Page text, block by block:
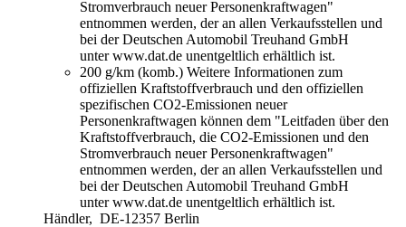
Stromverbrauch neuer Personenkraftwagen"
entnommen werden, der an allen Verkaufsstellen und
bei der Deutschen Automobil Treuhand GmbH
unter www.dat.de unentgeltlich erhältlich ist.
200 g/km (komb.) Weitere Informationen zum
offiziellen Kraftstoffverbrauch und den offiziellen
spezifischen CO2-Emissionen neuer
Personenkraftwagen können dem "Leitfaden über den
Kraftstoffverbrauch, die CO2-Emissionen und den
Stromverbrauch neuer Personenkraftwagen"
entnommen werden, der an allen Verkaufsstellen und
bei der Deutschen Automobil Treuhand GmbH
unter www.dat.de unentgeltlich erhältlich ist.
Händler, DE-12357 Berlin